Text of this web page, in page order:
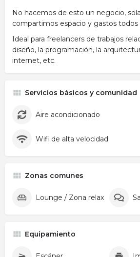
No hacemos de esto un negocio,
compartimos espacio y gastos todos
Ideal para freelancers de trabajos
diseño, la programación, la
internet, etc.
Servicios básicos y comunidad
Aire acondicionado
Wifi de alta velocidad
Zonas comunes
Lounge / Zona relax
Equipamiento